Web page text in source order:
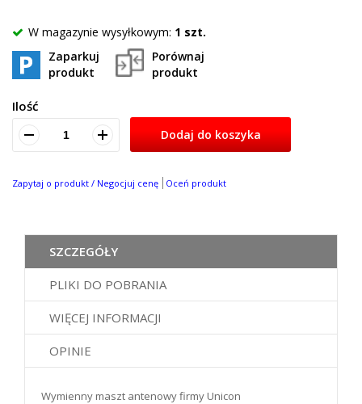
W magazynie wysyłkowym: 1 szt.
Zaparkuj
produkt
Porównaj
produkt
Ilość
Dodaj do koszyka
Zapytaj o produkt / Negocjuj cenę Oceń produkt
SZCZEGÓŁY
PLIKI DO POBRANIA
WIĘCEJ INFORMACJI
OPINIE
Wymienny maszt antenowy firmy Unicon